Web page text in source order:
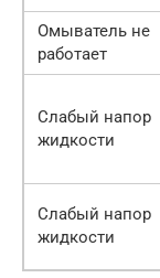
Омыватель не
работает
Слабый напор
жидкости
Слабый напор
жидкости